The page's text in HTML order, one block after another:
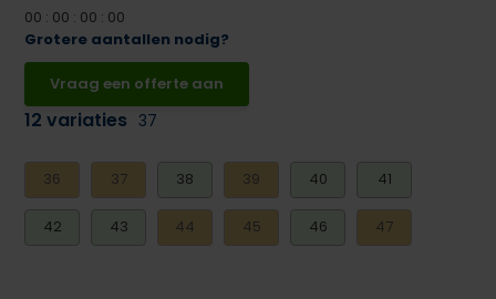
00 : 00 : 00 : 00
Grotere aantallen nodig?
Vraag een offerte aan
12 variaties 37
36 37 38 39 40 41
42 43 44 45 46 47